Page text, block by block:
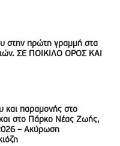
στην πρώτη γραμμή στα
ΣΕ ΠΟΙΚΙΛΟ ΟΡΟΣ ΚΑΙ
και παραμονής στο
στο Πάρκο Νέας Ζωής,
– Ακύρωση